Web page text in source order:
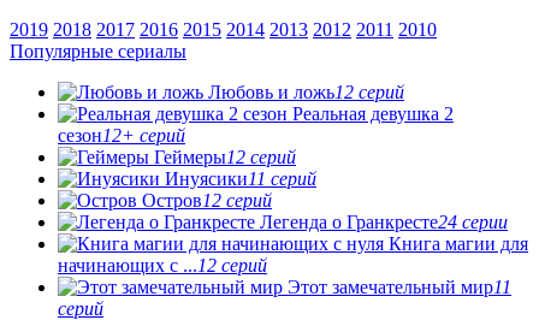
2019 2018 2017 2016 2015 2014 2013 2012 2011 2010
Популярные сериалы
Любовь и ложь12 серий
Реальная девушка 2
сезон12+ серий
Геймеры12 серий
Инуясики11 серий
Остров12 серий
Легенда о Гранкресте24 серии
Книга магии для
начинающих с ...12 серий
Этот замечательный мир11
серий